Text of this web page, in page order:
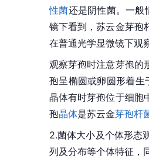
性菌还是阴性菌。一般
镜下看到，苏云金芽孢
在普通光学显微镜下观
观察芽孢时注意芽孢的
孢呈椭圆或卵圆形着生
晶体有时芽孢位于细胞
孢晶体是苏云金芽孢杆
2.菌体大小及个体形态
列及分布等个体特征，